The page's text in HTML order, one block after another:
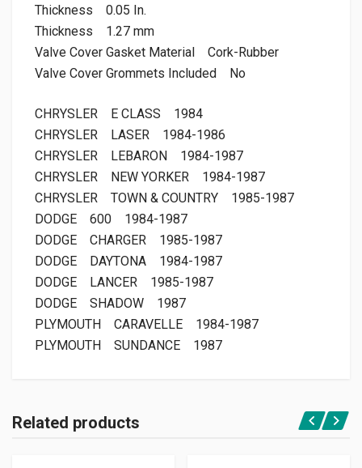
Thickness
0.05 In.
Thickness
1.27 mm
Valve Cover Gasket Material
Cork-Rubber
Valve Cover Grommets Included
No
CHRYSLER E CLASS
1984
CHRYSLER
LASER
1984-1986
CHRYSLER
LEBARON
1984-1987
CHRYSLER
NEW YORKER
1984-1987
CHRYSLER
TOWN & COUNTRY
1985-1987
DODGE
600
1984-1987
DODGE
CHARGER
1985-1987
DODGE
DAYTONA
1984-1987
DODGE
LANCER
1985-1987
DODGE
SHADOW
1987
PLYMOUTH
CARAVELLE
1984-1987
PLYMOUTH
SUNDANCE 1987
Related products